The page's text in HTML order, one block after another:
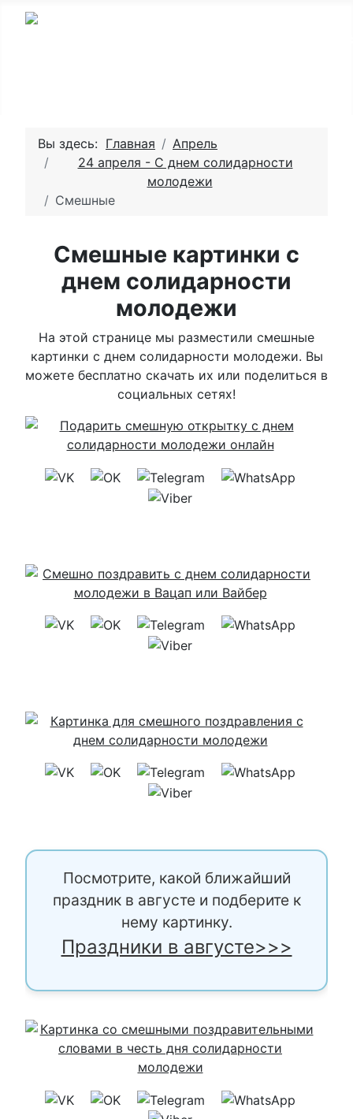
Вы здесь: Главная
Апрель
24 апреля - С днем солидарности
молодежи
Смешные
Смешные картинки с
днем солидарности
молодежи
На этой странице мы разместили смешные
картинки с днем солидарности молодежи. Вы
можете бесплатно скачать их или поделиться в
социальных сетях!
Посмотрите, какой ближайший
праздник в августе и подберите к
нему картинку.
Праздники в августе>>>